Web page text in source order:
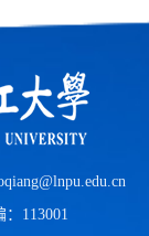
：113001